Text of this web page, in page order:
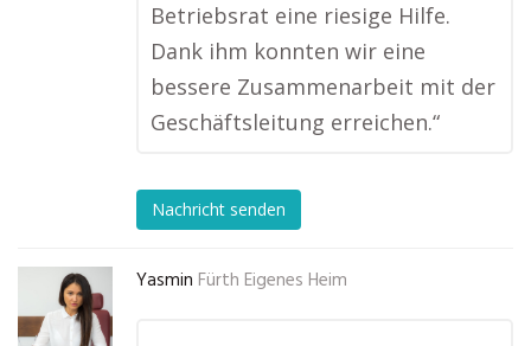
Betriebsrat eine riesige Hilfe.
Dank ihm konnten wir eine
bessere Zusammenarbeit mit der
Geschäftsleitung erreichen.“
Nachricht senden
Yasmin Fürth Eigenes Heim